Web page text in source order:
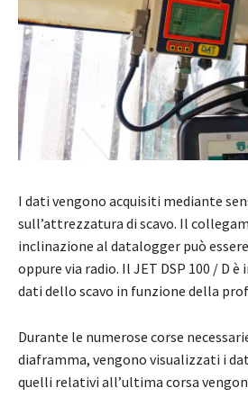
I dati vengono acquisiti mediante
sull’attrezzatura di scavo. Il
inclinazione al datalogger può
oppure via radio. Il JET DSP 100 / D
dati dello scavo in funzione della
Durante le numerose corse
diaframma, vengono visualizzati i
quelli relativi all’ultima corsa